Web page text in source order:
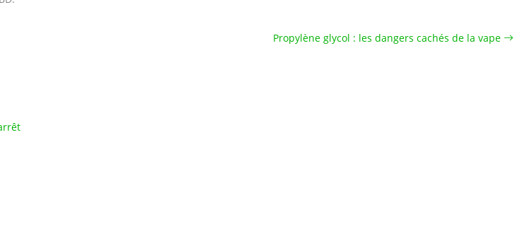
Propylène glycol : les dangers cachés de la vape